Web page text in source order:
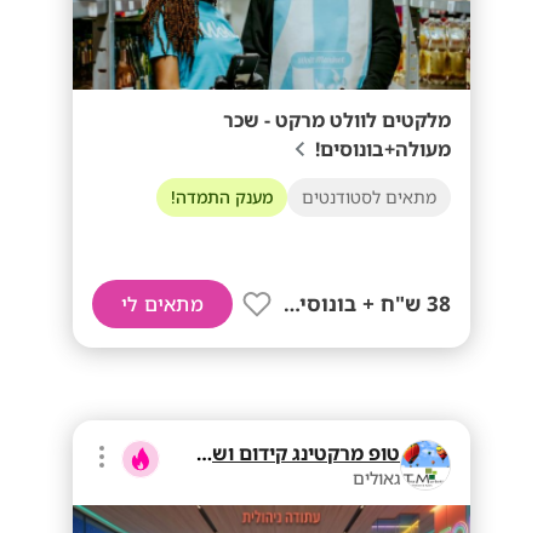
מלקטים לוולט מרקט - שכר
מעולה+בונוסים!
מתאים לסטודנטים מענק התמדה!
38 ש"ח + בונוסים!! מתאים לי
טופ מרקטינג קידום ושיווק בע"מ
גאולים